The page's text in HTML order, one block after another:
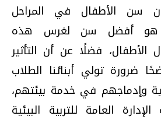
سن الأطفال في المراحل
هو أفضل سن لغرس هذه
فضلًا عن أن التأثير
ضرورة تولي أبنائنا الطلاب
وإدماجهم في خدمة بيئتهم،
العامة للتربية البيئية